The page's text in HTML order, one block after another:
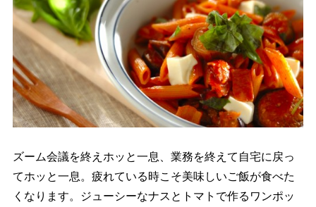
ズーム会議を終えホッと一息、業務を終えて自宅に戻っ
てホッと一息。疲れている時こそ美味しいご飯が食べた
くなります。ジューシーなナスとトマトで作るワンポッ